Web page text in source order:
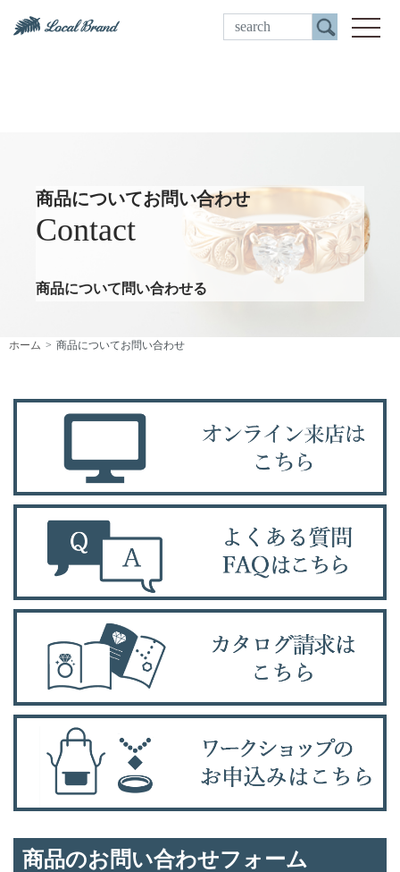
ご来店予約
商品についてお問い合わせ
Contact
商品について問い合わせる
ホーム 商品についてお問い合わせ
商品のお問い合わせフォーム